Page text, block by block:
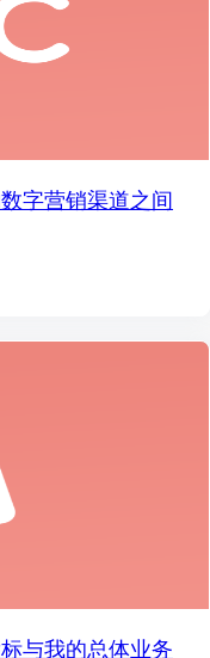
字营销渠道之间
与我的总体业务